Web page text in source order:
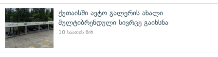
ქუთაისში ავტო გალერის ახალი
მულტიბრენდული სივრცე გაიხსნა
10 საათის წინ